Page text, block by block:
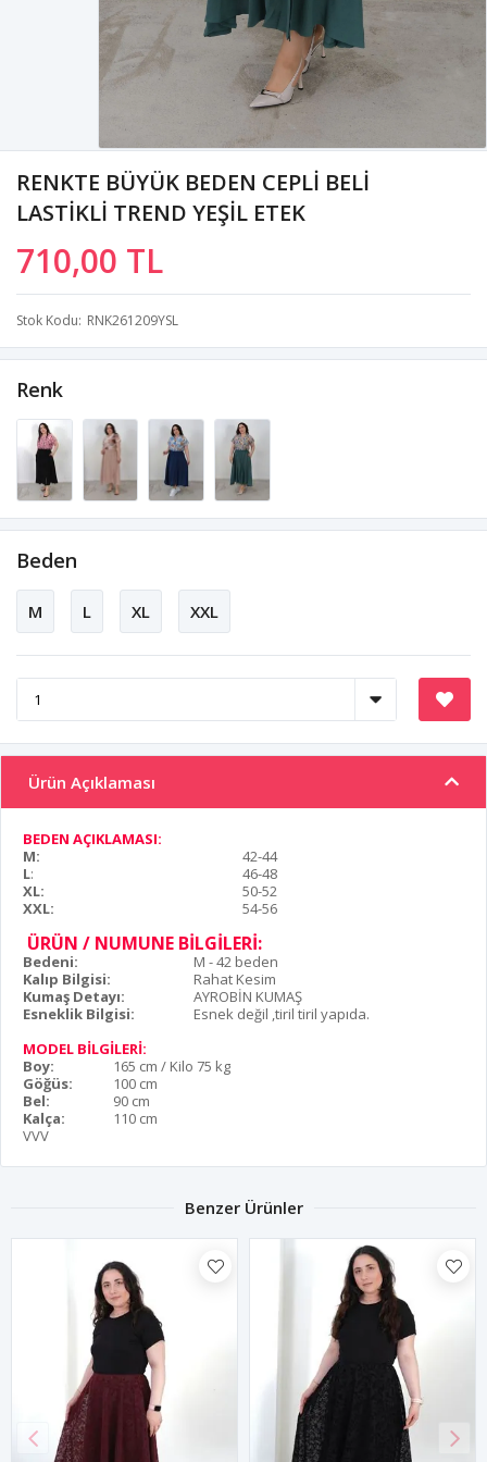
RENKTE BÜYÜK BEDEN CEPLİ BELİ
LASTİKLİ TREND YEŞİL ETEK
710,00 TL
Stok Kodu RNK261209YSL
Renk
Beden
M L XL XXL
Ürün Açıklaması
BEDEN AÇIKLAMASI:
M:
42-44
L:
46-48
XL:
50-52
XXL:
54-56
ÜRÜN / NUMUNE BİLGİLERİ:
Bedeni:
M - 42 beden
Kalıp Bilgisi:
Rahat Kesim
Kumaş Detayı:
AYROBİN KUMAŞ
Esneklik Bilgisi:
Esnek değil ,tiril tiril yapıda.
MODEL BİLGİLERİ:
Boy:
165 cm / Kilo 75 kg
Göğüs:
100 cm
Bel:
90 cm
Kalça:
110 cm
VVV
Benzer Ürünler